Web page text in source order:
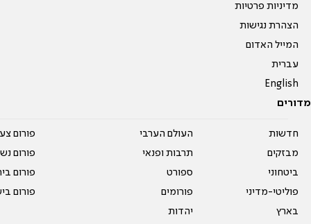
מדיניות פרטיות
הצהרת נגישות
המייל האדום
עברית
English
מדורים
חדשות
מבזקים
ביטחוני
פוליטי-מדיני
בארץ
העולם הערבי
תרבות ופנאי
ספורט
פורומים
יהדות
פורום
פורום
פורום
פורום